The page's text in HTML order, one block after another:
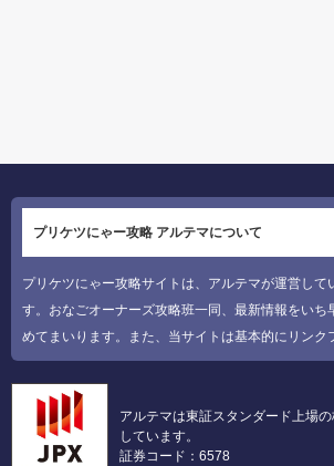
プリケツにゃー攻略 アルテマについて
プリケツにゃー攻略サイトは、アルテマが運営して
す。おなごオーナーズ攻略班一同、最新情報をいち
めてまいります。また、当サイトは基本的にリンク
アルテマは東証スタンダード上場
しています。
証券コード：6578